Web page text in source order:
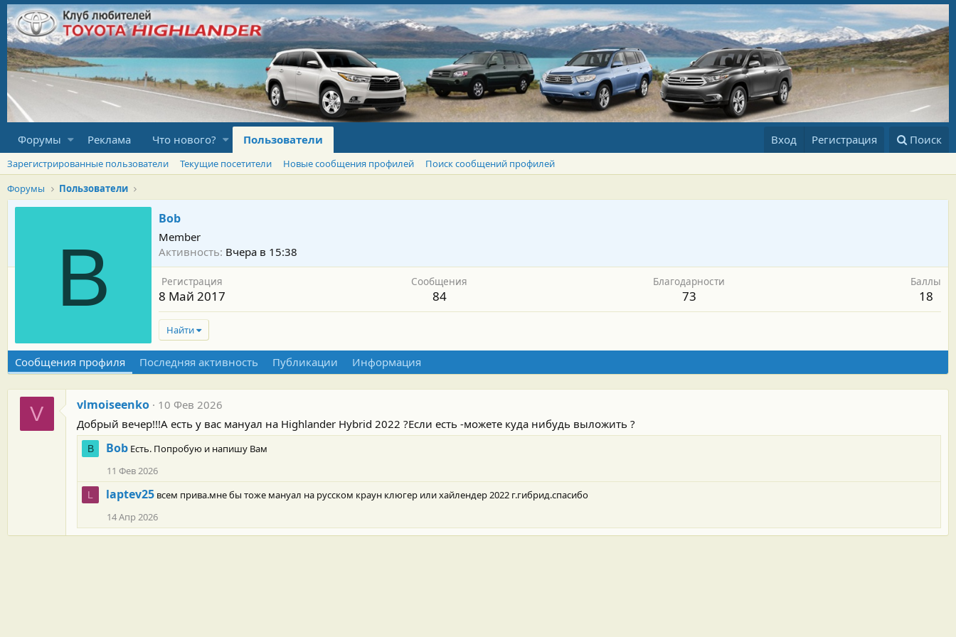
Форумы Реклама Что нового? Пользователи Вход Регистрация Поиск
Зарегистрированные пользователи Текущие посетители Новые сообщения профилей
Поиск сообщений профилей
Форумы
Пользователи
B
Bob
Member
Активность Вчера в 15:38
Регистрация
8 Май 2017
Сообщения
84
Благодарности
73
Баллы
18
Найти
Сообщения профиля Последняя активность Публикации Информация
V vlmoiseenko
10 Фев 2026
Добрый вечер!!!А есть у вас мануал на Highlander Hybrid 2022 ?Если есть -можете куда нибудь выложить ?
B Bob Есть. Попробую и напишу Вам
11 Фев 2026
L laptev25 всем прива.мне бы тоже мануал на русском краун клюгер или хайлендер 2022 г.гибрид.спасибо
14 Апр 2026